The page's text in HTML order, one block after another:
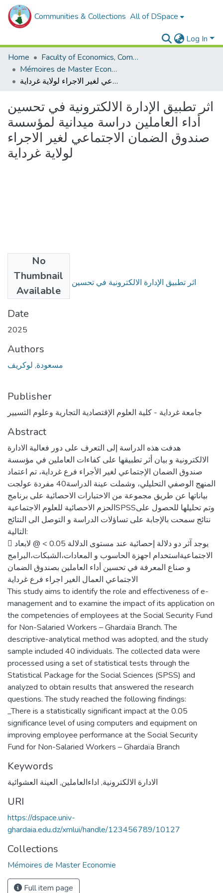
Communities & Collections All of DSpace
Log In
Home
Faculty of Economics, Commercial Sciences and Management Sciences
Mémoires de Master Economie
اثر تطبيق الإدارة الالكترونية في تحسين أداء العاملين دراسة ميدانية لمؤسسة صندوق الضمان الاجتماعي لغير الاجراء لولاية غرداية
اثر تطبيق الإدارة الالكترونية في تحسين
أداء العاملين دراسة ميدانية لمؤسسة
صندوق الضمان الاجتماعي لغير الاجراء
لولاية غرداية
No
Thumbnail
Available
اثر تطبيق الإدارة الالكترونية في تحسين أداء العاملين دراسة
ميدانية .pdf(3 MB)
Date
2025
Authors
مسعودة, لوكريف
Publisher
جامعة غرداية - كلية العلوم الإقتصادية التجارية وعلوم التسيير
Abstract
هدفت هذه الدراسة إلى التعرف على دور فعالية الادارة
الالكترونية و بيان أثر تطبيقها على كفاءات العاملين في مؤسسة
صندوق الضمان الإجتماعي لغير الأجراء فرع غرداية، تم اعتماد
المنهج الوصفي التحليلي، وشملت عينة الدراسة40 مفردة عولجت
بياناتها عن طريق مجموعة من الاختبارات الاحصائية على برنامج
الحزم الاحصائية للعلوم الاجتماعيةSPSSوتم تحليلها للحصول على
نتائج سمحت بالإجابة على تساؤلات الدراسة و التوصل الى النتائج
التالية:
 يوجد آثر دو دلالة إحصائية عند مستوى الدلالة 0.05 > @ لابعاد
الاجتماعيةاستخدام اجهزة الحاسوب و المعادات،الشبكات،البرامج
و صناع المعرفة في تحسين أداء العاملين بصندوق الضمان
الاجتماعي العمال الغير اجراء فرع غرداية
This study aims to identify the role and effectiveness of e-
management and to examine the impact of its application on
the competencies of employees at the Social Security Fund
for Non-Salaried Workers – Ghardaïa Branch. The
descriptive-analytical method was adopted, and the study
sample included 40 individuals. The collected data were
processed using a set of statistical tests through the
Statistical Package for the Social Sciences (SPSS) and
analyzed to obtain results that answered the research
questions. The study reached the following findings:
_There is a statistically significant impact at the 0.05
significance level of using computers and equipment on
improving employee performance at the Social Security
Fund for Non-Salaried Workers – Ghardaïa Branch
Keywords
الادارة الالكترونية, اداءالعاملين, العينة العشوائية
URI
https://dspace.univ-
ghardaia.edu.dz/xmlui/handle/123456789/10127
Collections
Mémoires de Master Economie
Full item page